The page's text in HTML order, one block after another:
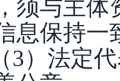
须与主体
息保持一
（3）法定